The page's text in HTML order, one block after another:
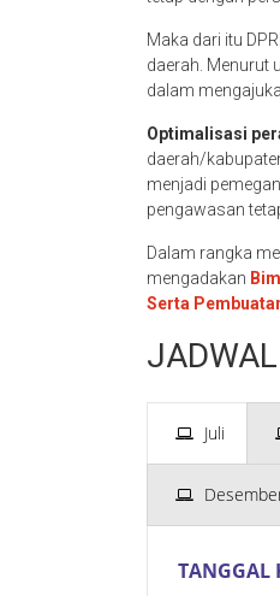
Maka dari itu
daerah. Menurut
dalam
Optimalisasi
daerah/
menjadi
pengawasan
Dalam rangka
mengadakan
Serta
Juli
TANGGAL